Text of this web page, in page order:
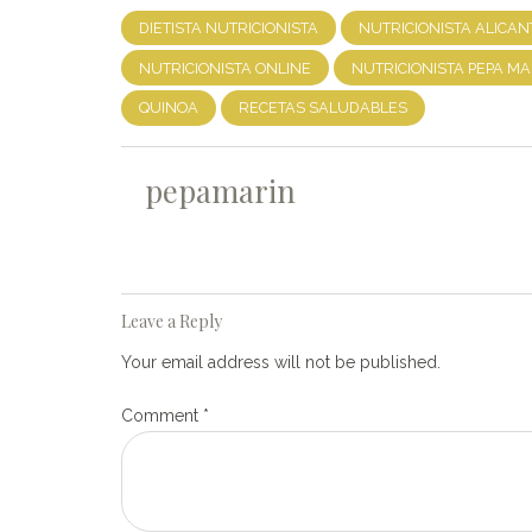
DIETISTA NUTRICIONISTA NUTRICIONISTA
NUTRICIONISTA ONLINE NUTRICIONISTA PEPA
QUINOA RECETAS SALUDABLES
pepamarin
Leave a Reply
Your email address will not be published.
Comment *